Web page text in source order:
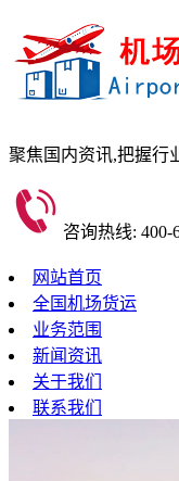
聚焦国内资讯,把握行
咨询热线: 400-
网站首页
全国机场货运
业务范围
新闻资讯
关于我们
联系我们